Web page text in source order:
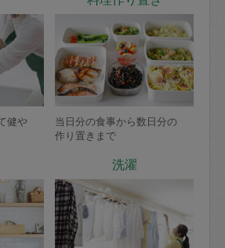
健や
当日分の食事から数日分の
作り置きまで
洗濯